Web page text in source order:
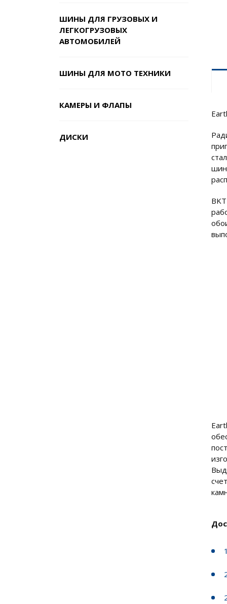
ШИНЫ ДЛЯ ГРУЗОВЫХ И
ЛЕГКОГРУЗОВЫХ
АВТОМОБИЛЕЙ
ШИНЫ ДЛЯ МОТО ТЕХНИКИ
КАМЕРЫ И ФЛАПЫ
ДИСКИ